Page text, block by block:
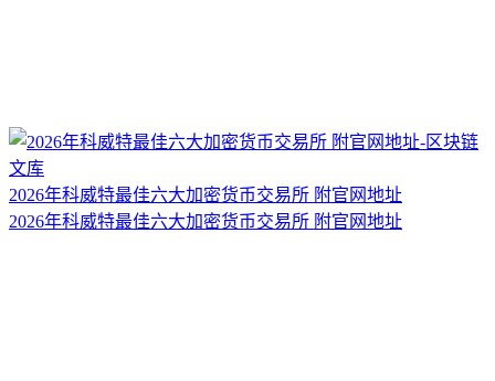
2026年科威特最佳六大加密货币交易所 附官网地址
2026年科威特最佳六大加密货币交易所 附官网地址